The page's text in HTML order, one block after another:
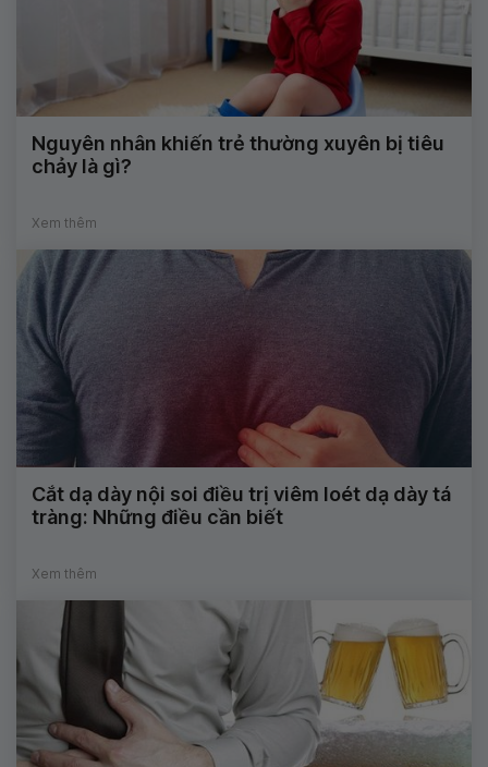
Nguyên nhân khiến trẻ thường xuyên bị tiêu
chảy là gì?
Xem thêm
Cắt dạ dày nội soi điều trị viêm loét dạ dày tá
tràng: Những điều cần biết
Xem thêm